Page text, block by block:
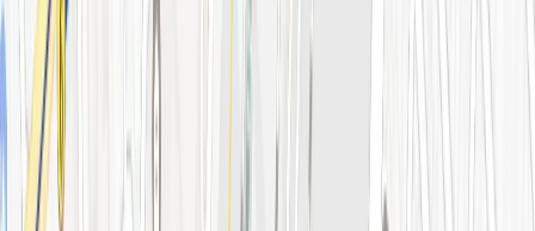
리프팅레이저